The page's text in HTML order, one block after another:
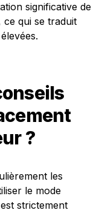
significative de
qui se traduit
?
les
le mode
strictement